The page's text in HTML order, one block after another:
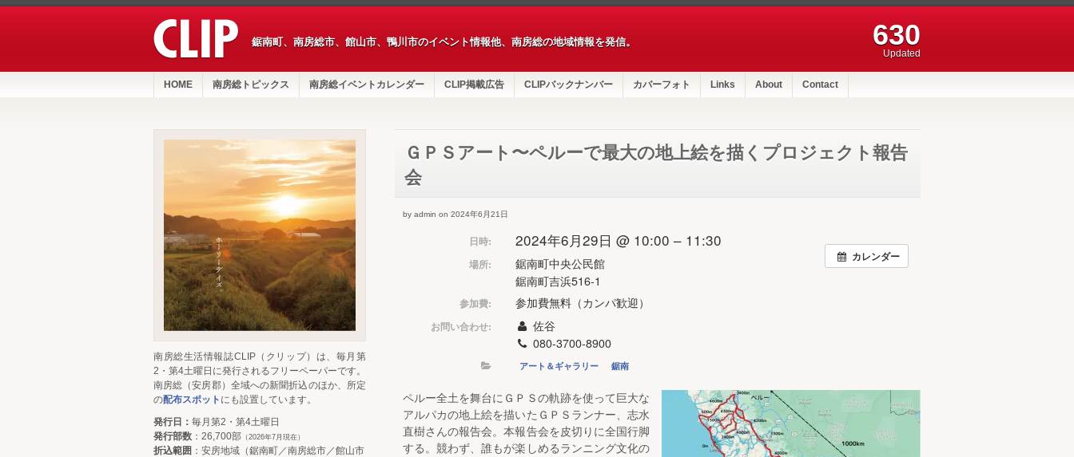
鋸南町、南房総市、館山市、鴨川市のイベント情報他、南房総の地域情報を発信。 630
Updated
HOME 南房総トピックス 南房総イベントカレンダー CLIP掲載広告 CLIPバックナンバー カバーフォト Links About Contact
ＧＰＳアート〜ペルーで最大の地上絵を描くプロジェクト報告
会
by admin on 2024年6月21日
カレンダー
日時: 2024年6月29日 @ 10:00 – 11:30
場所:
鋸南町中央公民館
鋸南町吉浜516-1
参加費: 参加費無料（カンパ歓迎）
お問い合わせ:
佐谷
080-3700-8900
アート＆ギャラリー 鋸南
ペルー全土を舞台にＧＰＳの軌跡を使って巨大な
アルパカの地上絵を描いたＧＰＳランナー、志水
直樹さんの報告会。本報告会を皮切りに全国行脚
する。競わず、誰もが楽しめるランニング文化の
南房総生活情報誌CLIP（クリップ）は、毎月第
2・第4土曜日に発行されるフリーペーパーです。
南房総（安房郡）全域への新聞折込のほか、所定
の配布スポット にも設置しています。
発行日： 毎月第2・第4土曜日
発行部数 ：26,700部 （2026年7月現在）
折込範囲 ：安房地域（鋸南町／南房総市／館山市